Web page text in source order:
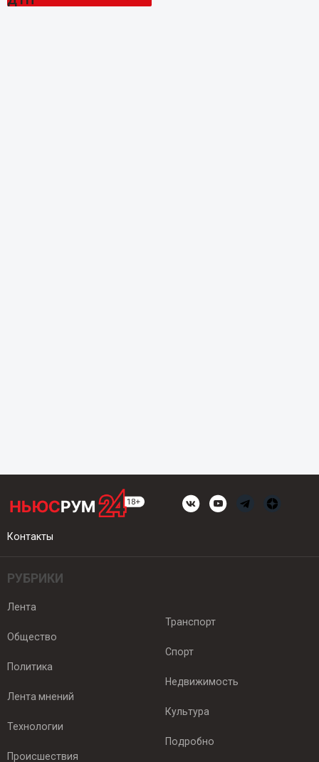
Контакты
РУБРИКИ
Лента
Общество
Политика
Лента мнений
Технологии
Происшествия
Транспорт
Спорт
Недвижимость
Культура
Подробно